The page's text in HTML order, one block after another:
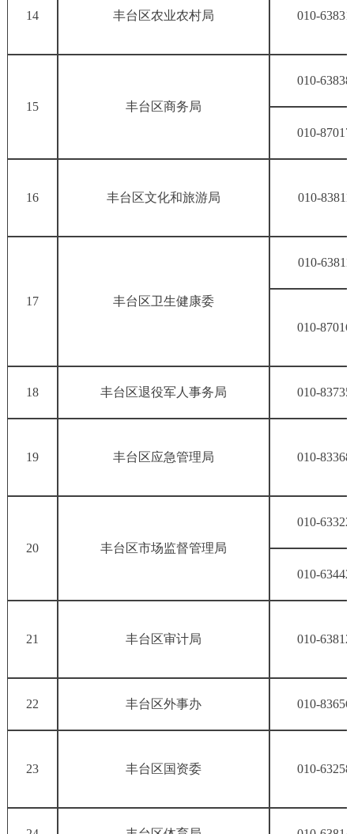
14 丰台区农业农村局 010-
15 丰台区商务局
010-
010-
16 丰台区文化和旅游局 010-
17 丰台区卫生健康委
010-
010-
18 丰台区退役军人事务局 010-
19 丰台区应急管理局 010-
20 丰台区市场监督管理局
010-
010-
21 丰台区审计局 010-
22 丰台区外事办 010-
23 丰台区国资委 010-